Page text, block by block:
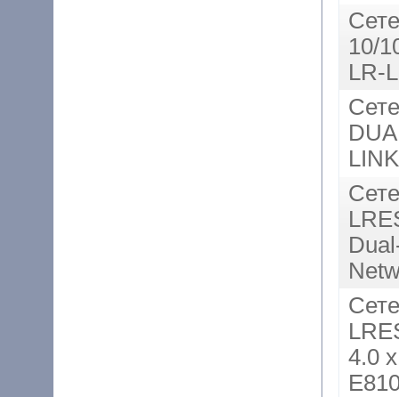
10/
LR-
LINK
4.0